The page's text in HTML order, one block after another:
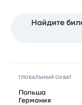
Найдите
ГЛОБАЛЬНЫЙ ОХВАТ
Польша
Германия